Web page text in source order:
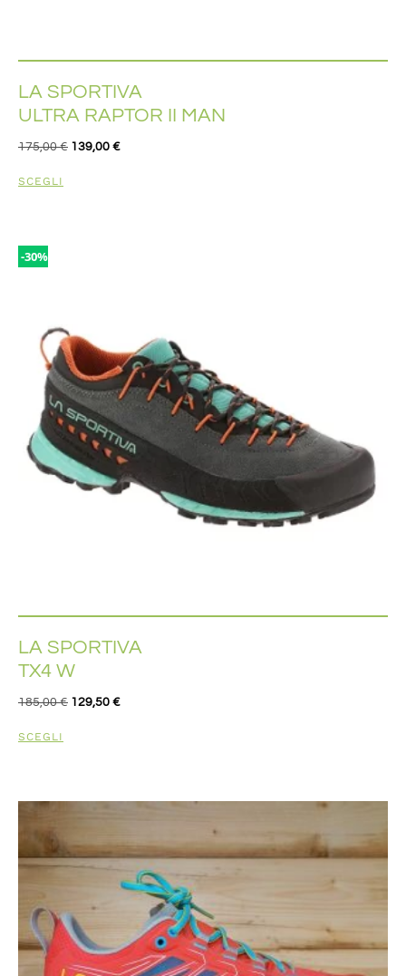
LA SPORTIVA
ULTRA RAPTOR II MAN
175,00€ 139,00 €
SCEGLI
-30%
LA SPORTIVA
TX4 W
185,00€ 129,50 €
SCEGLI